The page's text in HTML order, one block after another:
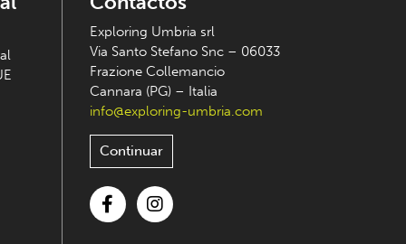
Exploring Umbria srl
Via Santo Stefano Snc – 06033
Frazione Collemancio
Cannara (PG) – Italia
info@exploring-umbria.com
Continuar